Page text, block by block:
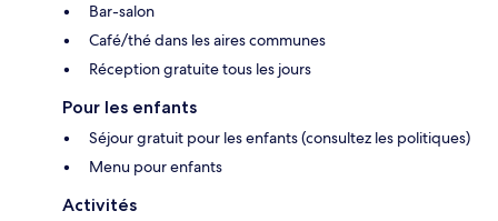
Bar-salon
Café/thé dans les aires communes
Réception gratuite tous les jours
Pour les enfants
Séjour gratuit pour les enfants (consultez les politiques)
Menu pour enfants
Activités